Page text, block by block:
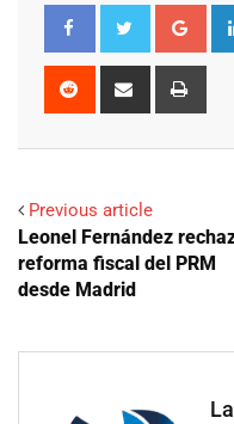
Reddit
Share
Previous article
Leonel Fernández
reforma fiscal del PRM
desde Madrid